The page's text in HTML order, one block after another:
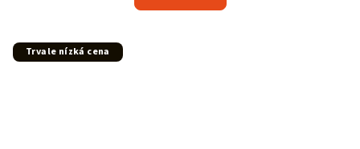
Trvale nízká cena